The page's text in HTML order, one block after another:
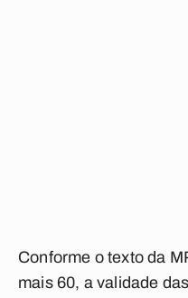
Conforme o texto da
mais 60, a validade